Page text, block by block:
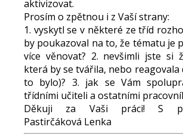
aktivizovat.
Prosím o zpětnou i z Vaší strany:
1. vyskytl se v některé ze tříd
by poukazoval na to, že tématu je
více věnovat? 2. nevšimli jste si
která by se tvářila, nebo reagovala
to bylo)? 3. jak se Vám
třídními učiteli a ostatními
Děkuji za Vaši práci! S
Pastirčáková Lenka